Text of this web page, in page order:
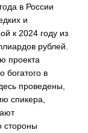
в России
и
к 2024 году из
рублей.
проекта
богатого в
проведены,
спикера,
стороны